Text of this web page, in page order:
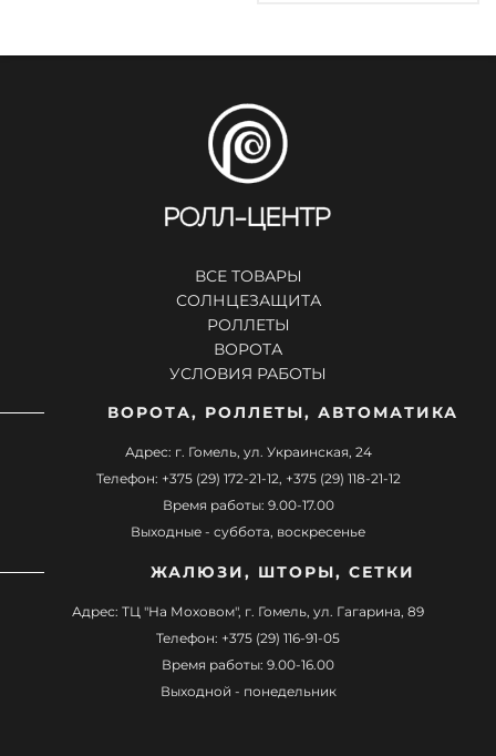
ВСЕ ТОВАРЫ
СОЛНЦЕЗАЩИТА
РОЛЛЕТЫ
ВОРОТА
УСЛОВИЯ РАБОТЫ
ВОРОТА, РОЛЛЕТЫ, АВТОМАТИКА
Адрес: г. Гомель, ул. Украинская, 24
Телефон: +375 (29) 172-21-12, +375 (29) 118-21-12
Время работы: 9.00-17.00
Выходные - суббота, воскресенье
ЖАЛЮЗИ, ШТОРЫ, СЕТКИ
Адрес: ТЦ "На Моховом", г. Гомель, ул. Гагарина, 89
Телефон: +375 (29) 116-91-05
Время работы: 9.00-16.00
Выходной - понедельник